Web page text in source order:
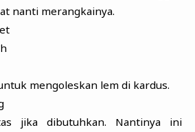
nanti merangkainya.
mengoleskan lem di kardus.
jika dibutuhkan. Nantinya ini